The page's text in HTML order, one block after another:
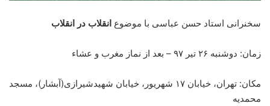
سخنرانی استاد حسن عباسی با موضوع انقلاب در انقلاب
زمان: دوشنبه ۲۶ تیر ۹۷ – بعد از نماز مغرب و عشاء
مکان: تهران، خیابان ۱۷ شهریور، خیابان شهیدشیرازی(آبشار)، مسجد
محمدیه